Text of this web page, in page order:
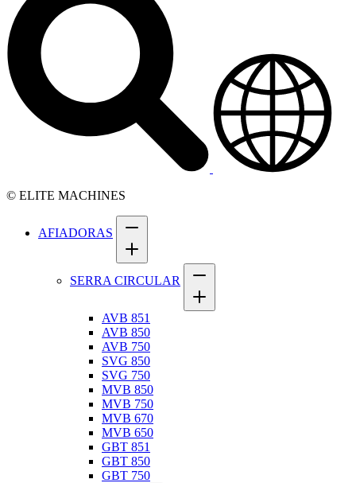
© ELITE MACHINES
AFIADORAS
SERRA CIRCULAR
AVB 851
AVB 850
AVB 750
SVG 850
SVG 750
MVB 850
MVB 750
MVB 670
MVB 650
GBT 851
GBT 850
GBT 750